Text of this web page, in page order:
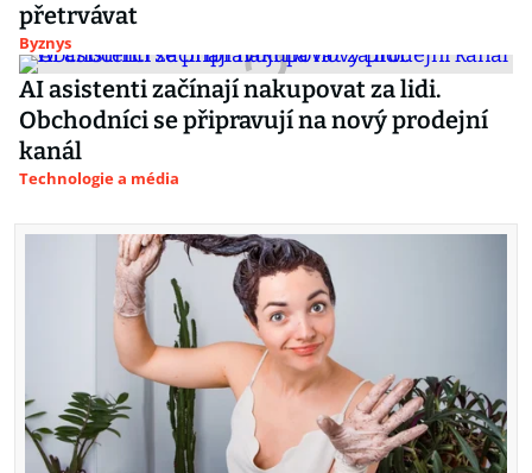
přetrvávat
Byznys
AI asistenti začínají nakupovat za lidi.
Obchodníci se připravují na nový prodejní
kanál
Technologie a média